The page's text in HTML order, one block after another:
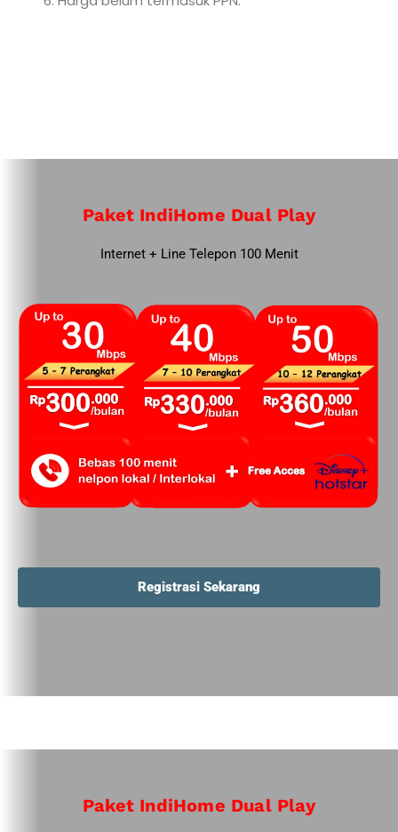
Paket IndiHome Dual Play
Internet + Line Telepon 100 Menit
Registrasi Sekarang
Paket IndiHome Dual Play